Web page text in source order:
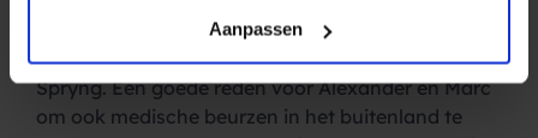
Aanpassen
er miljoenen euro’s bespaard in de
gezondheidszorg door de SMS Service van
Spryng. Een goede reden voor Alexander en Marc
om ook medische beurzen in het buitenland te